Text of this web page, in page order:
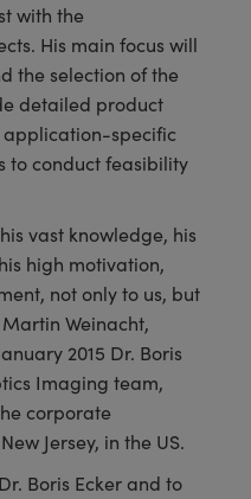
with the
His main focus will
the selection of the
detailed product
application-specific
to conduct feasibility
vast knowledge, his
high motivation,
not only to us, but
Weinacht,
2015 Dr. Boris
Imaging team,
corporate
Jersey, in the US.
Boris Ecker and to